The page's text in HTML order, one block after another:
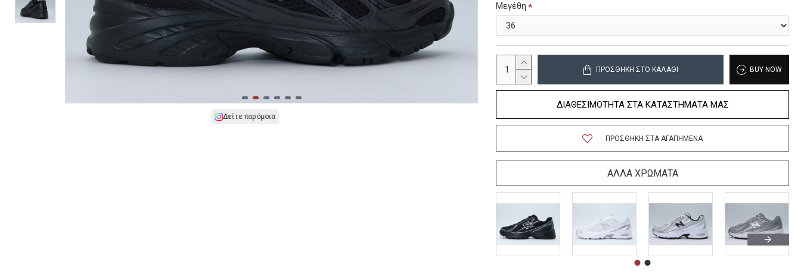
Δείτε παρόμοια
Μεγέθη
ΠΡΟΣΘΉΚΗ ΣΤΟ ΚΑΛΆΘΙ BUY NOW
ΔΙΑΘΕΣΙΜΟΤΗΤΑ ΣΤΑ ΚΑΤΑΣΤΗΜΑΤΑ ΜΑΣ
ΠΡΟΣΘΉΚΗ ΣΤΑ ΑΓΑΠΗΜΈΝΑ
ΑΛΛΑ ΧΡΩΜΑΤΑ